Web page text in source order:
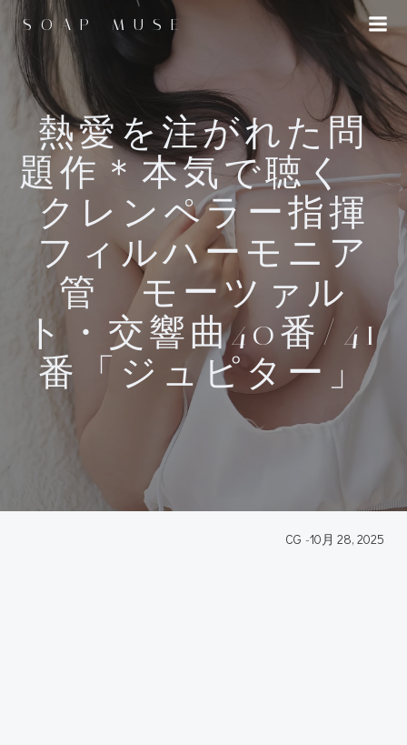
ツ
へ
ス
キ
ッ
プ
SOAP MUSE
熱愛を注がれた問
題作＊本気で聴く
クレンペラー指揮
フィルハーモニア
管 モーツァル
ト・交響曲40番/41
番「ジュピター」
CG -10月 28, 2025